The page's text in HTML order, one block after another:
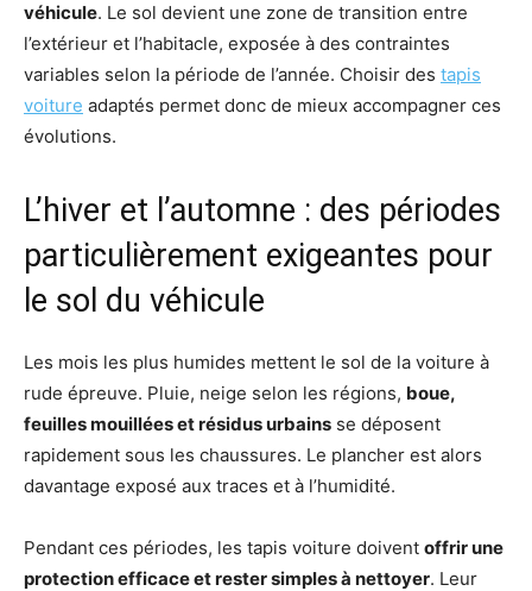
véhicule. Le sol devient une zone de transition entre
l’extérieur et l’habitacle, exposée à des contraintes
variables selon la période de l’année. Choisir des tapis
voiture adaptés permet donc de mieux accompagner ces
évolutions.
L’hiver et l’automne : des périodes
particulièrement exigeantes pour
le sol du véhicule
Les mois les plus humides mettent le sol de la voiture à
rude épreuve. Pluie, neige selon les régions, boue,
feuilles mouillées et résidus urbains se déposent
rapidement sous les chaussures. Le plancher est alors
davantage exposé aux traces et à l’humidité.
Pendant ces périodes, les tapis voiture doivent offrir une
protection efficace et rester simples à nettoyer. Leur